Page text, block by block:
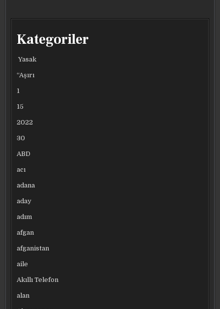
Kategoriler
Yasak
“Aşırı
1
15
2022
30
ABD
acı
adana
aday
adım
afgan
afganistan
aile
Akıllı Telefon
alan